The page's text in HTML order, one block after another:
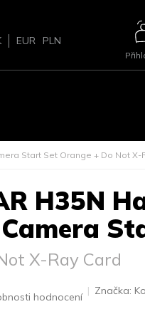
EUR PLN
Start Set Orange + Do Not X-
H35N
X-Ray Card
hodnocení
Značka: